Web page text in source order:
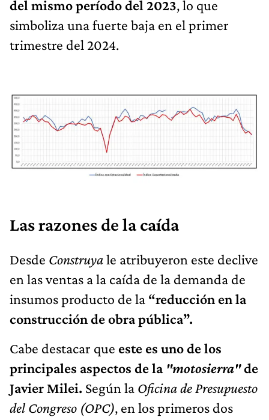
del mismo período del 2023, lo que
simboliza una fuerte baja en el primer
trimestre del 2024.
Las razones de la caída
Desde Construyale atribuyeron este declive
en las ventas a la caída de la demanda de
insumos producto de la “reducción en la
construcción de obra pública”.
Cabe destacar que este es uno de los
principales aspectos de la "motosierra"de
Javier Milei. Según la Oficina de Presupuesto
del Congreso (OPC), en los primeros dos